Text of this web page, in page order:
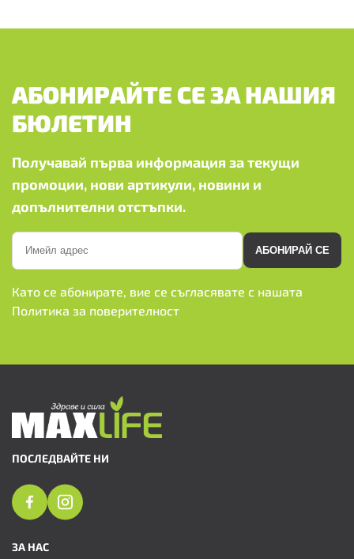
АБОНИРАЙТЕ СЕ ЗА НАШИЯ
БЮЛЕТИН
Получавай първа информация за текущи
промоции, нови артикули, новини и
допълнителни отстъпки.
АБОНИРАЙ СЕ
Като се абонирате, вие се съгласявате с нашата
Политика за поверителност
ПОСЛЕДВАЙТЕ НИ
ЗА НАС